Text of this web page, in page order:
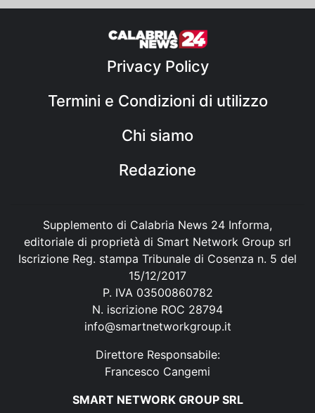
Privacy Policy
Termini e Condizioni di utilizzo
Chi siamo
Redazione
Supplemento di Calabria News 24 Informa,
editoriale di proprietà di Smart Network Group srl
Iscrizione Reg. stampa Tribunale di Cosenza n. 5 del
15/12/2017
P. IVA 03500860782
N. iscrizione ROC 28794
info@smartnetworkgroup.it
Direttore Responsabile:
Francesco Cangemi
SMART NETWORK GROUP SRL